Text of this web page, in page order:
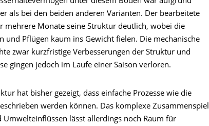
als bei den beiden anderen Varianten. Der bearbeitete
mehrere Monate seine Struktur deutlich, wobei die
und Pflügen kaum ins Gewicht fielen. Die mechanische
zwar kurzfristige Verbesserungen der Struktur und
gingen jedoch im Laufe einer Saison verloren.
hat bisher gezeigt, dass einfache Prozesse wie die
werden können. Das komplexe Zusammenspiel
Umwelteinflüssen lässt allerdings noch Raum für